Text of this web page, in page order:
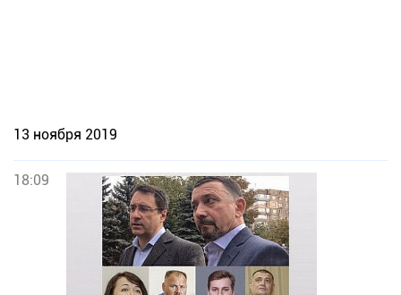
13 ноября 2019
18:09